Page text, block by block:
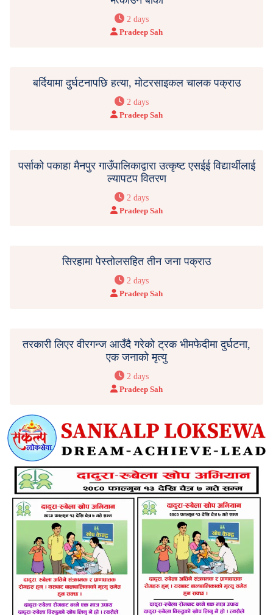
2 days
Pradeep Sah
बर्दियामा दुर्घटनापछि हत्या, मोटरसाइकल चालक पक्राउ
2 days
Pradeep Sah
पर्साको पकाहा मैनपुर गाउँपालिकाद्वारा उत्कृष्ट एसईई विद्यार्थीलाई
ल्यापटप वितरण
2 days
Pradeep Sah
सिरहामा पेस्तोलसहित तीन जना पक्राउ
2 days
Pradeep Sah
तरकारी लिएर वीरगन्ज आउँदै गरेको ट्रक भीमफेदीमा दुर्घटना,
एक जनाको मृत्यु
2 days
Pradeep Sah